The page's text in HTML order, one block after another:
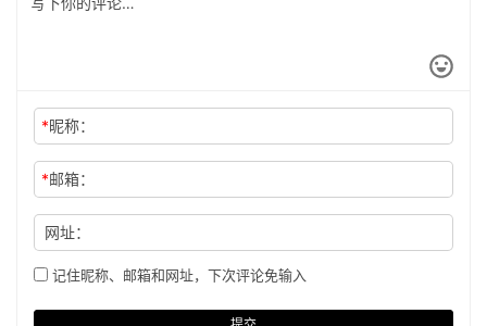
*昵称：
*邮箱：
网址：
记住昵称、邮箱和网址，下次评论免输入